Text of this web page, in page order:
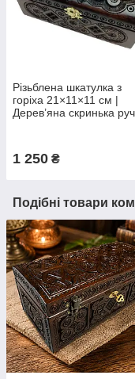
Різьблена шкатулка з
горіха 21×11×11 см |
Дерев’яна скринька
1 250 ₴
Подібні товари